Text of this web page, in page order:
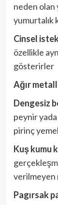
neden olan
yumurtalık
Cinsel
özellikle
gösterirler
Ağır
Dengesiz
peynir
pirinç
Kuş kumu
Pagırsak